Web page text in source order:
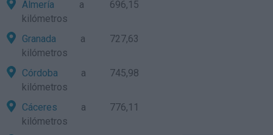
Almería a 696,15
kilómetros
Granada a 727,63
kilómetros
Córdoba a 745,98
kilómetros
Cáceres a 776,11
kilómetros